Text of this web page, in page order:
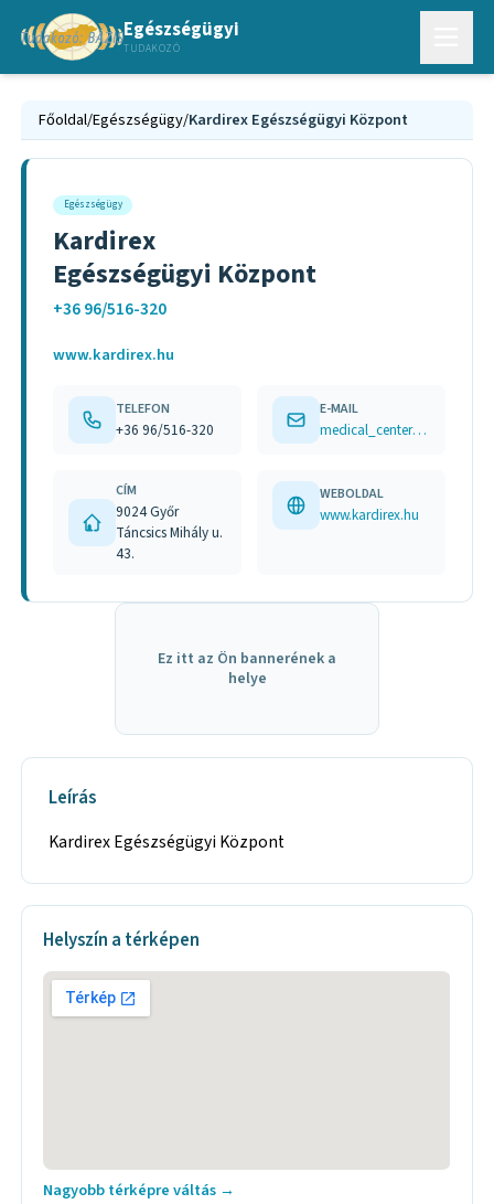
Egészségügyi
TUDAKOZÓ
Főoldal/Egészségügy/Kardirex Egészségügyi Központ
Egészségügy
Kardirex
Egészségügyi Központ
+36 96/516-320
www.kardirex.hu
TELEFON
+36 96/516-320
E-MAIL
medical_center@kardirex.hu
CÍM
9024 Győr
Táncsics Mihály u.
43.
WEBOLDAL
www.kardirex.hu
Ez itt az Ön bannerének a
helye
Leírás
Kardirex Egészségügyi Központ
Helyszín a térképen
Nagyobb térképre váltás →